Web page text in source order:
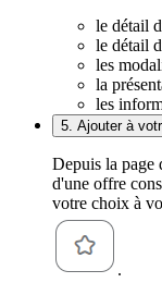
le détail
le détail
les
la
les
5. Ajouter à
Depuis la page
d'une offre
votre choix à
.